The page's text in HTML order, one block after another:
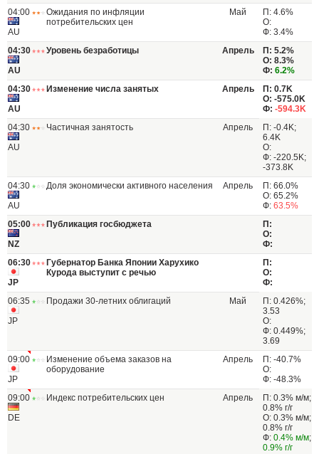
04:00
AU
Ожидания по инфляции
потребительских цен
Май
П: 4.6%
О:
Ф: 3.4%
04:30
AU
Уровень безработицы Апрель
П: 5.2%
О: 8.3%
Ф: 6.2%
04:30
AU
Изменение числа занятых Апрель
П: 0.7K
О: -575.0K
Ф: -594.3K
04:30
AU
Частичная занятость Апрель
П: -0.4K;
6.4K
О:
Ф: -220.5K;
-373.8K
04:30
AU
Доля экономически активного населения Апрель
П: 66.0%
О: 65.2%
Ф: 63.5%
05:00
NZ
Публикация госбюджета
П:
О:
Ф:
06:30
JP
Губернатор Банка Японии Харухико
Курода выступит с речью
П:
О:
Ф:
06:35
JP
Продажи 30-летних облигаций Май
П: 0.426%;
3.53
О:
Ф: 0.449%;
3.69
09:00
JP
Изменение объема заказов на
оборудование
Апрель
П: -40.7%
О:
Ф: -48.3%
09:00
DE
Индекс потребительских цен Апрель
П: 0.3% м/м;
0.8% г/г
О: 0.3% м/м;
0.8% г/г
Ф: 0.4% м/м;
0.9% г/г